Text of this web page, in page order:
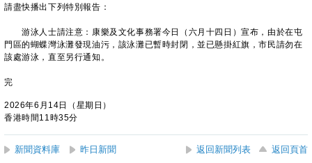
請盡快播出下列特別報告：
游泳人士請注意：康樂及文化事務署今日（六月十四日）宣布，由於在屯
門區的蝴蝶灣泳灘發現油污，該泳灘已暫時封閉，並已懸掛紅旗，市民請勿在
該處游泳，直至另行通知。
完
2026年6月14日（星期日）
香港時間11時35分
新聞資料庫 昨日新聞 返回新聞列表
返回頁首